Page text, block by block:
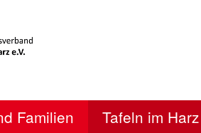
Familien Tafeln im Harz